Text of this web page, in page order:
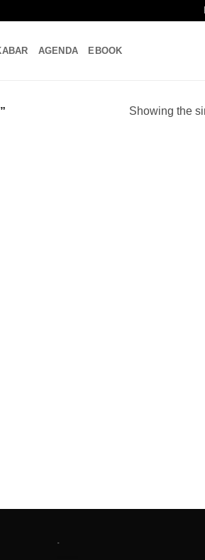
AGENDA EBOOK
Showing the
.